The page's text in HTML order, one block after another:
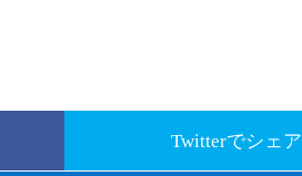
Twitterでシェア